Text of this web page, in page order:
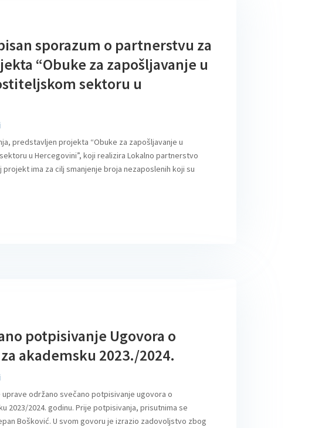
sporazum o partnerstvu za
“Obuke za zapošljavanje u
sektoru u
predstavljen projekta “Obuke za zapošljavanje u
u Hercegovini”, koji realizira Lokalno partnerstvo
projekt ima za cilj smanjenje broja nezaposlenih koji su
potpisivanje Ugovora o
akademsku 2023./2024.
uprave održano svečano potpisivanje ugovora o
2023/2024. godinu. Prije potpisivanja, prisutnima se
Bošković. U svom govoru je izrazio zadovoljstvo zbog